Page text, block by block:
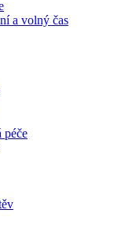
a volný čas
péče